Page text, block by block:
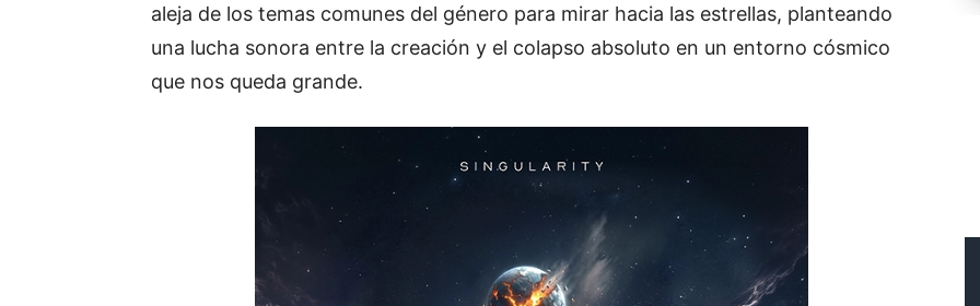
aleja de los temas comunes del género para mirar hacia las estrellas, planteando
una lucha sonora entre la creación y el colapso absoluto en un entorno cósmico
que nos queda grande.